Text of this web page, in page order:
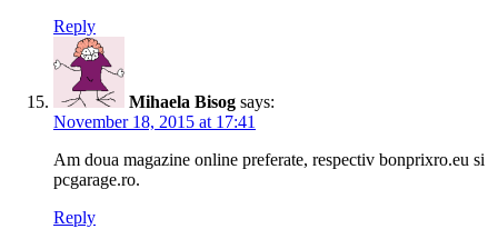
Reply
Mihaela Bisog says:
November 18, 2015 at 17:41
Am doua magazine online preferate, respectiv bonprixro.eu si
pcgarage.ro.
Reply